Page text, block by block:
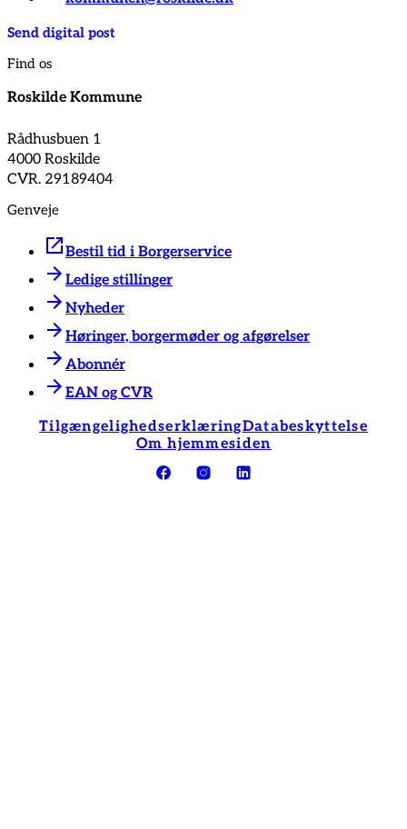
Send digital post
Find os
Roskilde Kommune
Rådhusbuen 1
4000 Roskilde
CVR. 29189404
Genveje
Bestil tid i Borgerservice
Ledige stillinger
Nyheder
Høringer, borgermøder og afgørelser
Abonnér
EAN og CVR
TilgængelighedserklæringDatabeskyttelse
Om hjemmesiden